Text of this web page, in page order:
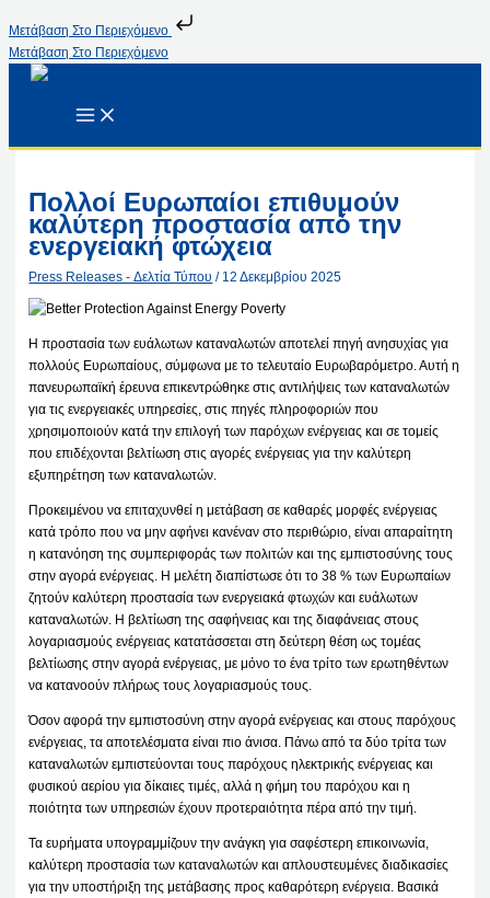
Μετάβαση Στο Περιεχόμενο
Μετάβαση Στο Περιεχόμενο
Πολλοί Ευρωπαίοι επιθυμούν
καλύτερη προστασία από την
ενεργειακή φτώχεια
Press Releases - Δελτία Τύπου / 12 Δεκεμβρίου 2025
Η προστασία των ευάλωτων καταναλωτών αποτελεί πηγή ανησυχίας για
πολλούς Ευρωπαίους, σύμφωνα με το τελευταίο Ευρωβαρόμετρο. Αυτή η
πανευρωπαϊκή έρευνα επικεντρώθηκε στις αντιλήψεις των καταναλωτών
για τις ενεργειακές υπηρεσίες, στις πηγές πληροφοριών που
χρησιμοποιούν κατά την επιλογή των παρόχων ενέργειας και σε τομείς
που επιδέχονται βελτίωση στις αγορές ενέργειας για την καλύτερη
εξυπηρέτηση των καταναλωτών.
Προκειμένου να επιταχυνθεί η μετάβαση σε καθαρές μορφές ενέργειας
κατά τρόπο που να μην αφήνει κανέναν στο περιθώριο, είναι απαραίτητη
η κατανόηση της συμπεριφοράς των πολιτών και της εμπιστοσύνης τους
στην αγορά ενέργειας. Η μελέτη διαπίστωσε ότι το 38 % των Ευρωπαίων
ζητούν καλύτερη προστασία των ενεργειακά φτωχών και ευάλωτων
καταναλωτών. Η βελτίωση της σαφήνειας και της διαφάνειας στους
λογαριασμούς ενέργειας κατατάσσεται στη δεύτερη θέση ως τομέας
βελτίωσης στην αγορά ενέργειας, με μόνο το ένα τρίτο των ερωτηθέντων
να κατανοούν πλήρως τους λογαριασμούς τους.
Όσον αφορά την εμπιστοσύνη στην αγορά ενέργειας και στους παρόχους
ενέργειας, τα αποτελέσματα είναι πιο άνισα. Πάνω από τα δύο τρίτα των
καταναλωτών εμπιστεύονται τους παρόχους ηλεκτρικής ενέργειας και
φυσικού αερίου για δίκαιες τιμές, αλλά η φήμη του παρόχου και η
ποιότητα των υπηρεσιών έχουν προτεραιότητα πέρα από την τιμή.
Τα ευρήματα υπογραμμίζουν την ανάγκη για σαφέστερη επικοινωνία,
καλύτερη προστασία των καταναλωτών και απλουστευμένες διαδικασίες
για την υποστήριξη της μετάβασης προς καθαρότερη ενέργεια. Βασικά